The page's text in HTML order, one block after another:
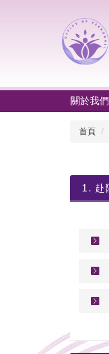
關於我們
首頁
1. 赴